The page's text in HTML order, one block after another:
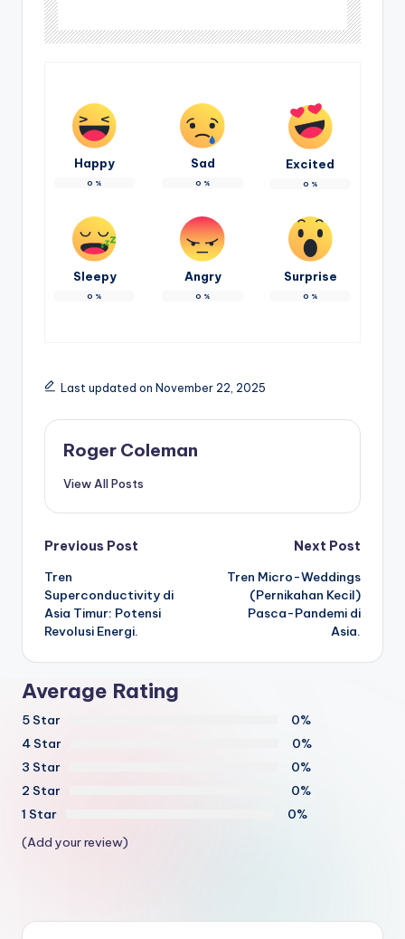
Happy
0 %
Sad
0 %
Excited
0 %
Sleepy
0 %
Angry
0 %
Surprise
0 %
Last updated on November 22, 2025
Roger Coleman
View All Posts
Post
navigation
Previous Post
Tren
Superconductivity di
Asia Timur: Potensi
Revolusi Energi.
Next Post
Tren Micro-Weddings
(Pernikahan Kecil)
Pasca-Pandemi di
Asia.
Average Rating
5 Star
0%
4 Star
0%
3 Star
0%
2 Star
0%
1 Star
0%
(Add your review)